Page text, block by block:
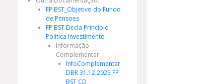
FP.BST_Objetivo do Fundo
de Pensoes
FP.BST Decla Principio
Politica Investimento
Informação
Complementar:
InfoComplementar
DBR 31.12.2025 FP
BST CD